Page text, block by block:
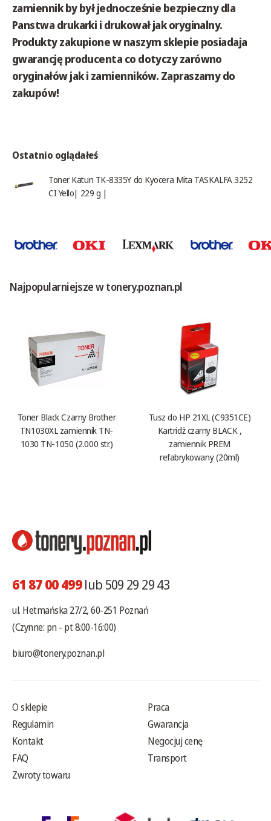
zamiennik by był jednocześnie bezpieczny dla
Panstwa drukarki i drukował jak oryginalny.
Produkty zakupione w naszym sklepie posiadaja
gwarancję producenta co dotyczy zarówno
oryginałów jak i zamienników. Zapraszamy do
zakupów!
Ostatnio oglądałeś
Toner Katun TK-8335Y do Kyocera Mita TASKALFA 3252
CI Yello| 229 g |
Najpopularniejsze w tonery.poznan.pl
Toner Black Czarny Brother
TN1030XL zamiennik TN-
1030 TN-1050 (2.000 str.)
Tusz do HP 21XL (C9351CE)
Kartridż czarny BLACK ,
zamiennik PREM
refabrykowany (20ml)
61 87 00 499lub 509 29 29 43
ul. Hetmańska 27/2, 60-251 Poznań
(Czynne: pn - pt 8:00-16:00)
biuro@tonery.poznan.pl
O sklepie
Regulamin
Kontakt
FAQ
Zwroty towaru
Praca
Gwarancja
Negocjuj cenę
Transport